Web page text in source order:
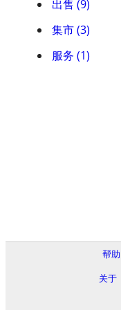
出售 (9)
集市 (3)
服务 (1)
帮助
关于